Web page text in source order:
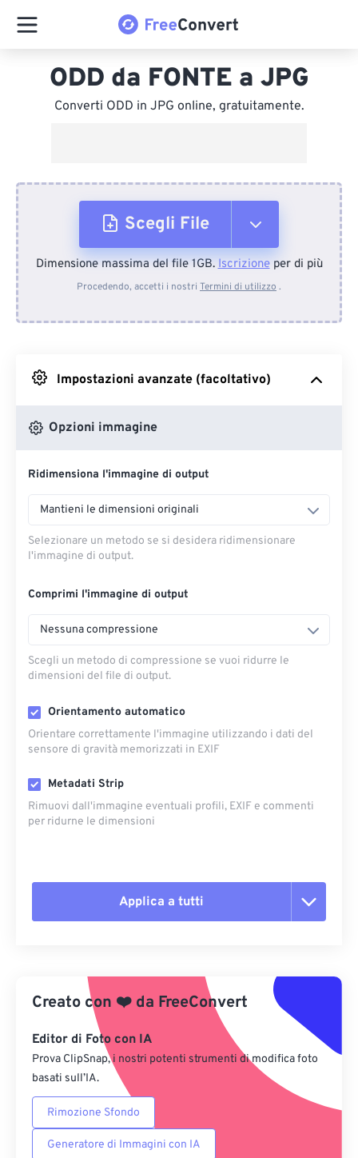
ODD da FONTE a JPG
Converti ODD in JPG online, gratuitamente.
Scegli File
Dal dispositivo
Da Google Drive
Dimensione massima del file 1GB.Iscrizioneper di più
Procedendo, accetti i nostri Termini di utilizzo .
Impostazioni avanzate (facoltativo)
Opzioni immagine
Ridimensiona l'immagine di output
Mantieni le dimensioni originali
Selezionare un metodo se si desidera ridimensionare
l'immagine di output.
Comprimi l'immagine di output
Nessuna compressione
Scegli un metodo di compressione se vuoi ridurre le
dimensioni del file di output.
Orientamento automatico
Orientare correttamente l'immagine utilizzando i dati del
sensore di gravità memorizzati in EXIF
Metadati Strip
Rimuovi dall'immagine eventuali profili, EXIF ​​e commenti
per ridurne le dimensioni
Applica a tutti
Applica da preimpostazione
Salva come predefinito
Creato con ❤️ da FreeConvert
Editor di Foto con IA
Prova ClipSnap, i nostri potenti strumenti di modifica foto
basati sull’IA.
Rimozione Sfondo
Generatore di Immagini con IA